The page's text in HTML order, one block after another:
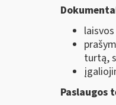
turtą,
Paslaugos